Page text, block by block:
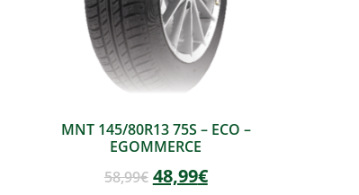
MNT 145/80R13 75S – ECO –
EGOMMERCE
58,99€ 48,99€